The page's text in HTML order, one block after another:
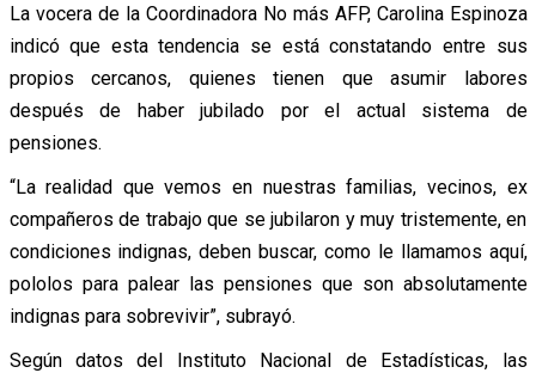
La vocera de la Coordinadora No más AFP, Carolina Espinoza
indicó que esta tendencia se está constatando entre sus
propios cercanos, quienes tienen que asumir labores
después de haber jubilado por el actual sistema de
pensiones.
“La realidad que vemos en nuestras familias, vecinos, ex
compañeros de trabajo que se jubilaron y muy tristemente, en
condiciones indignas, deben buscar, como le llamamos aquí,
pololos para palear las pensiones que son absolutamente
indignas para sobrevivir”, subrayó.
Según datos del Instituto Nacional de Estadísticas, las